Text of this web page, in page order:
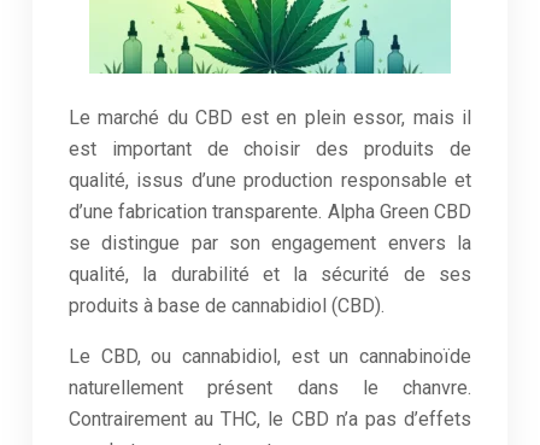
Le marché du CBD est en plein essor, mais il
est important de choisir des produits de
qualité, issus d’une production responsable et
d’une fabrication transparente. Alpha Green CBD
se distingue par son engagement envers la
qualité, la durabilité et la sécurité de ses
produits à base de cannabidiol (CBD).
Le CBD, ou cannabidiol, est un cannabinoïde
naturellement présent dans le chanvre.
Contrairement au THC, le CBD n’a pas d’effets